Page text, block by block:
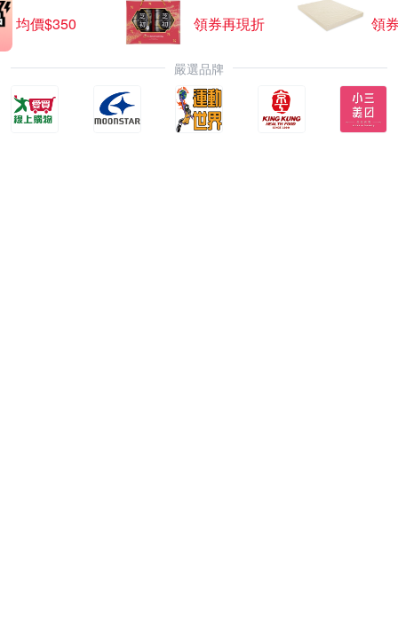
均價$350
領券再現折
領
嚴選品牌